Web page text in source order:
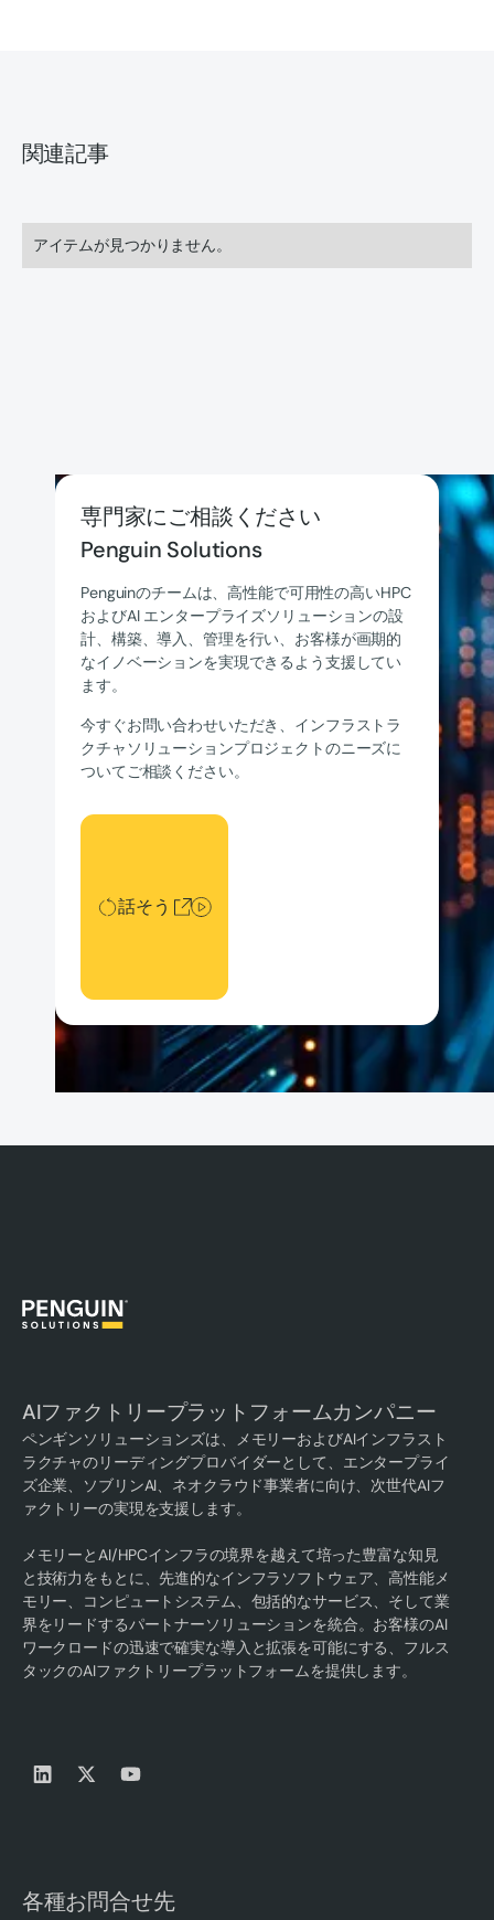
関連記事
アイテムが見つかりません。
専門家にご相談ください
Penguin Solutions
Penguinのチームは、高性能で可用性の高いHPC
およびAI エンタープライズソリューションの設
計、構築、導入、管理を行い、お客様が画期的
なイノベーションを実現できるよう支援してい
ます。
今すぐお問い合わせいただき、インフラストラ
クチャソリューションプロジェクトのニーズに
ついてご相談ください。
話そう
話そう
AIファクトリープラットフォームカンパニー
ペンギンソリューションズは、メモリーおよびAIインフラスト
ラクチャのリーディングプロバイダーとして、エンタープライ
ズ企業、ソブリンAI、ネオクラウド事業者に向け、次世代AIフ
ァクトリーの実現を支援します。
メモリーとAI/HPCインフラの境界を越えて培った豊富な知見
と技術力をもとに、先進的なインフラソフトウェア、高性能メ
モリー、コンピュートシステム、包括的なサービス、そして業
界をリードするパートナーソリューションを統合。お客様のAI
ワークロードの迅速で確実な導入と拡張を可能にする、フルス
タックのAIファクトリープラットフォームを提供します。
各種お問合せ先